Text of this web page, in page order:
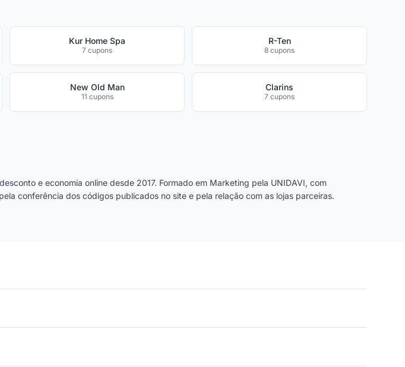
Kur Home Spa
7 cupons
R-Ten
8 cupons
New Old Man
11 cupons
Clarins
7 cupons
e economia online desde 2017. Formado em Marketing pela UNIDAVI, com
conferência dos códigos publicados no site e pela relação com as lojas parceiras.